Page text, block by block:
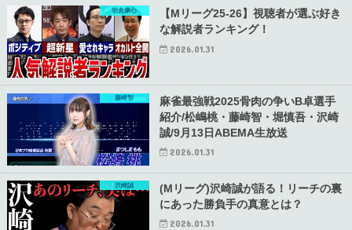
朝倉康心
【Mリーグ25-26】視聴者が選ぶ好き
な解説者ランキング！
2026.01.31
藤崎智
麻雀最強戦2025骨肉の争いB卓選手
紹介/松嶋桃・藤崎智・堀慎吾・沢崎
誠/9月13日ABEMA生放送
2026.01.31
沢崎誠
(Mリーグ)沢崎誠が語る！リーチの裏
にあった勝負手の真意とは？
2026.01.31